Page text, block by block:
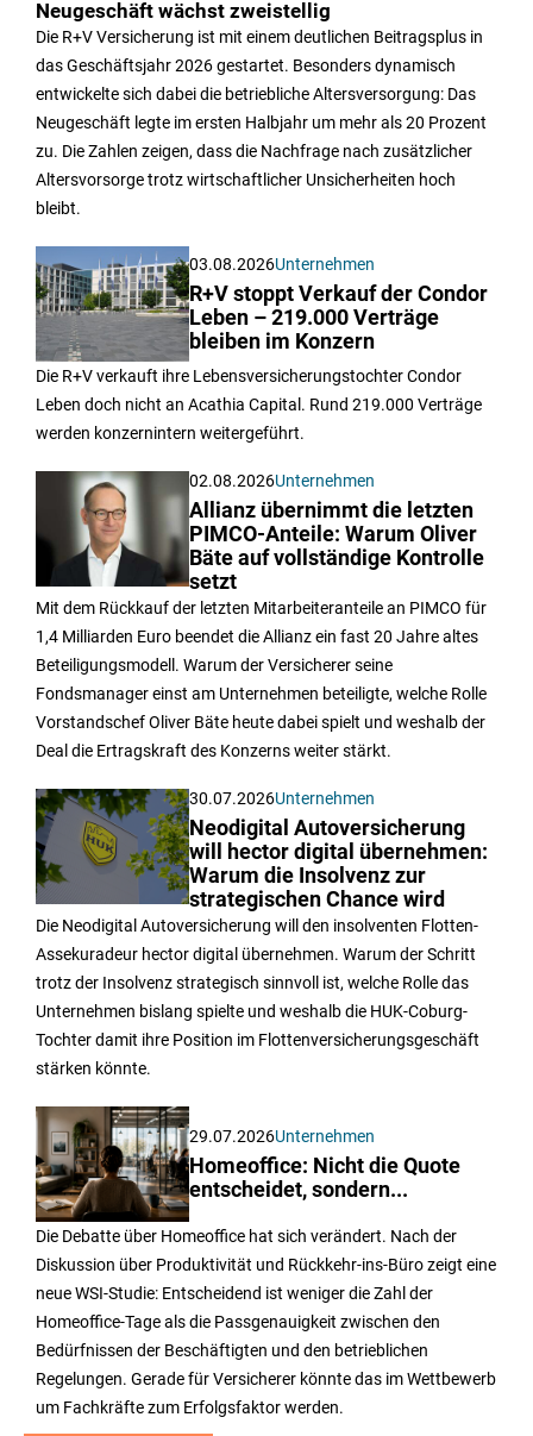
Neugeschäft wächst zweistellig
Die R+V Versicherung ist mit einem deutlichen Beitragsplus in
das Geschäftsjahr 2026 gestartet. Besonders dynamisch
entwickelte sich dabei die betriebliche Altersversorgung: Das
Neugeschäft legte im ersten Halbjahr um mehr als 20 Prozent
zu. Die Zahlen zeigen, dass die Nachfrage nach zusätzlicher
Altersvorsorge trotz wirtschaftlicher Unsicherheiten hoch
bleibt.
03.08.2026Unternehmen
R+V stoppt Verkauf der Condor
Leben – 219.000 Verträge
bleiben im Konzern
Die R+V verkauft ihre Lebensversicherungstochter Condor
Leben doch nicht an Acathia Capital. Rund 219.000 Verträge
werden konzernintern weitergeführt.
02.08.2026Unternehmen
Allianz übernimmt die letzten
PIMCO-Anteile: Warum Oliver
Bäte auf vollständige Kontrolle
setzt
Mit dem Rückkauf der letzten Mitarbeiteranteile an PIMCO für
1,4 Milliarden Euro beendet die Allianz ein fast 20 Jahre altes
Beteiligungsmodell. Warum der Versicherer seine
Fondsmanager einst am Unternehmen beteiligte, welche Rolle
Vorstandschef Oliver Bäte heute dabei spielt und weshalb der
Deal die Ertragskraft des Konzerns weiter stärkt.
30.07.2026Unternehmen
Neodigital Autoversicherung
will hector digital übernehmen:
Warum die Insolvenz zur
strategischen Chance wird
Die Neodigital Autoversicherung will den insolventen Flotten-
Assekuradeur hector digital übernehmen. Warum der Schritt
trotz der Insolvenz strategisch sinnvoll ist, welche Rolle das
Unternehmen bislang spielte und weshalb die HUK-Coburg-
Tochter damit ihre Position im Flottenversicherungsgeschäft
stärken könnte.
29.07.2026Unternehmen
Homeoffice: Nicht die Quote
entscheidet, sondern...
Die Debatte über Homeoffice hat sich verändert. Nach der
Diskussion über Produktivität und Rückkehr-ins-Büro zeigt eine
neue WSI-Studie: Entscheidend ist weniger die Zahl der
Homeoffice-Tage als die Passgenauigkeit zwischen den
Bedürfnissen der Beschäftigten und den betrieblichen
Regelungen. Gerade für Versicherer könnte das im Wettbewerb
um Fachkräfte zum Erfolgsfaktor werden.